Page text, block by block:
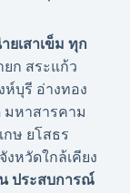
ยเสาเข็ม ทุก
ก สระแก้ว
ห์บุรี อ่างทอง
มหาสารคาม
ษ ยโสธร
หวัดใกล้เคียง
ประสบการณ์